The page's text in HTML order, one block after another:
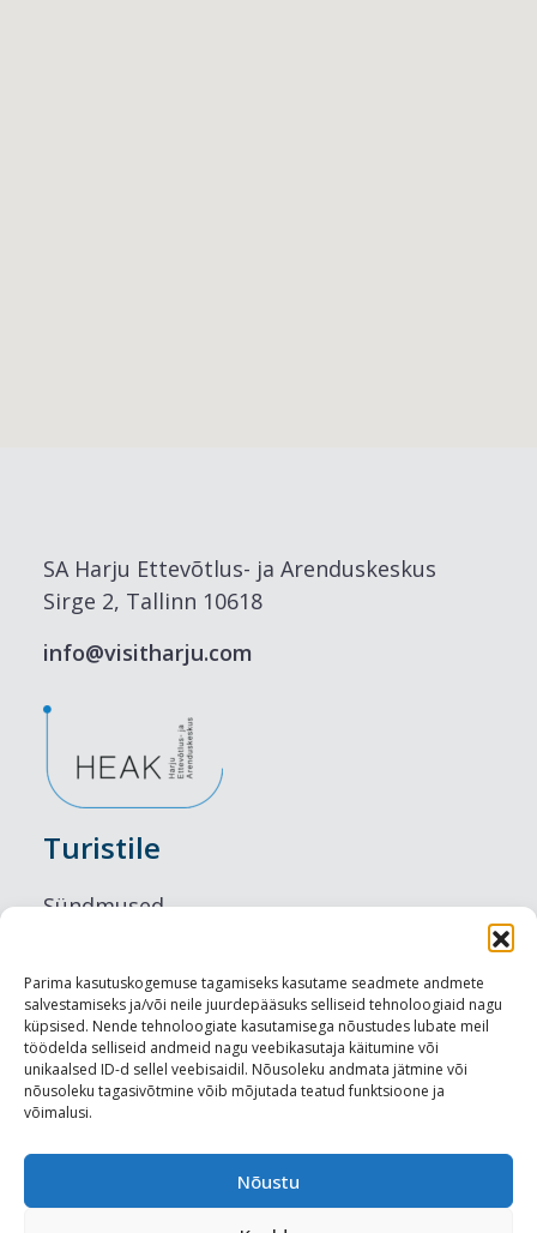
Parima kasutuskogemuse tagamiseks kasutame seadmete andmete
salvestamiseks ja/või neile juurdepääsuks selliseid tehnoloogiaid nagu
küpsised. Nende tehnoloogiate kasutamisega nõustudes lubate meil
töödelda selliseid andmeid nagu veebikasutaja käitumine või
unikaalsed ID-d sellel veebisaidil. Nõusoleku andmata jätmine või
nõusoleku tagasivõtmine võib mõjutada teatud funktsioone ja
võimalusi.
Nõustu
SA Harju Ettevõtlus- ja Arenduskeskus
Sirge 2, Tallinn 10618
info@visitharju.com
Turistile
Sündmused
Maitseelamused
Vaatamisväärsused
Visit Tallinn
Turismiprofessionaalile